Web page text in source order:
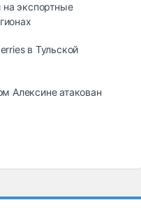
экспортные
в Тульской
Алексине атакован